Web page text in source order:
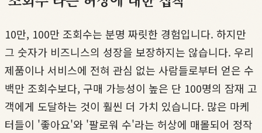
10만, 100만 조회수는 분명 짜릿한 경험입니다. 하지만
그 숫자가 비즈니스의 성장을 보장하지는 않습니다. 우리
제품이나 서비스에 전혀 관심 없는 사람들로부터 얻은 수
백만 조회수보다, 구매 가능성이 높은 단 100명의 잠재 고
객에게 도달하는 것이 훨씬 더 가치 있습니다. 많은 마케
터들이 '좋아요'와 '팔로워 수'라는 허상에 매몰되어 정작